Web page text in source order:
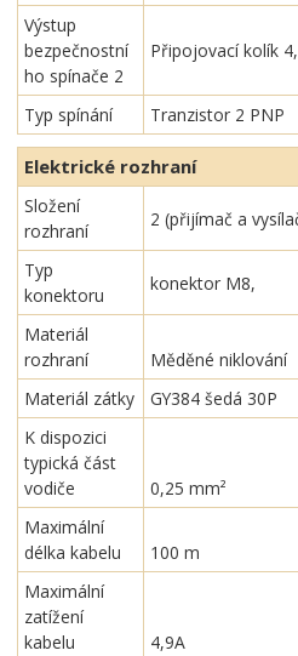
Výstup
bezpečnostní
ho spínače 2
Připojovací kolík 4,
Typ spínání Tranzistor 2 PNP
Elektrické rozhraní
Složení
rozhraní
2 (přijímač a
Typ
konektoru
konektor M8,
Materiál
rozhraní
Měděné niklování
Materiál zátky
GY384 šedá 30P
K dispozici
typická část
vodiče
0,25 mm²
Maximální
délka kabelu
100 m
Maximální
zatížení
kabelu
4,9A